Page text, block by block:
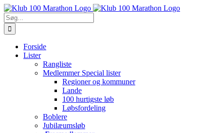
Skip
to
content
Søg
efter:
Forside
Lister
Rangliste
Medlemmer Special lister
Regioner og kommuner
Lande
100 hurtigste løb
Løbsfordeling
Boblere
Jubilæumsløb